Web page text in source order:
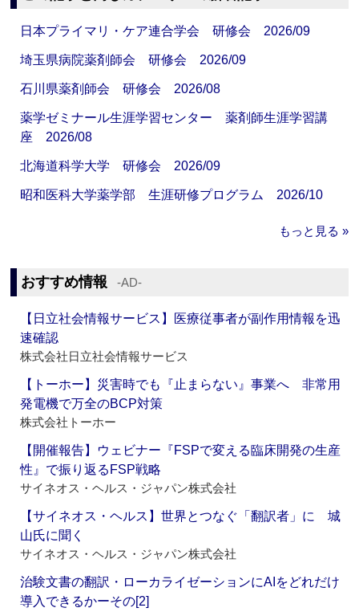
日本プライマリ・ケア連合学会 研修会 2026/09
埼玉県病院薬剤師会 研修会 2026/09
石川県薬剤師会 研修会 2026/08
薬学ゼミナール生涯学習センター 薬剤師生涯学習講
座 2026/08
北海道科学大学 研修会 2026/09
昭和医科大学薬学部 生涯研修プログラム 2026/10
もっと見る »
おすすめ情報 ‐AD‐
【日立社会情報サービス】医療従事者が副作用情報を迅
速確認
株式会社日立社会情報サービス
【トーホー】災害時でも『止まらない』事業へ 非常用
発電機で万全のBCP対策
株式会社トーホー
【開催報告】ウェビナー『FSPで変える臨床開発の生産
性』で振り返るFSP戦略
サイネオス・ヘルス・ジャパン株式会社
【サイネオス・ヘルス】世界とつなぐ「翻訳者」に 城
山氏に聞く
サイネオス・ヘルス・ジャパン株式会社
治験文書の翻訳・ローカライゼーションにAIをどれだけ
導入できるかーその[2]